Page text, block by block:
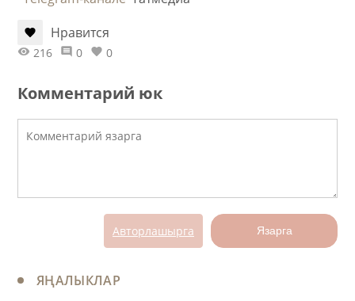
Нравится
216 0 0
Комментарий юк
Авторлашырга Язарга
ЯҢАЛЫКЛАР